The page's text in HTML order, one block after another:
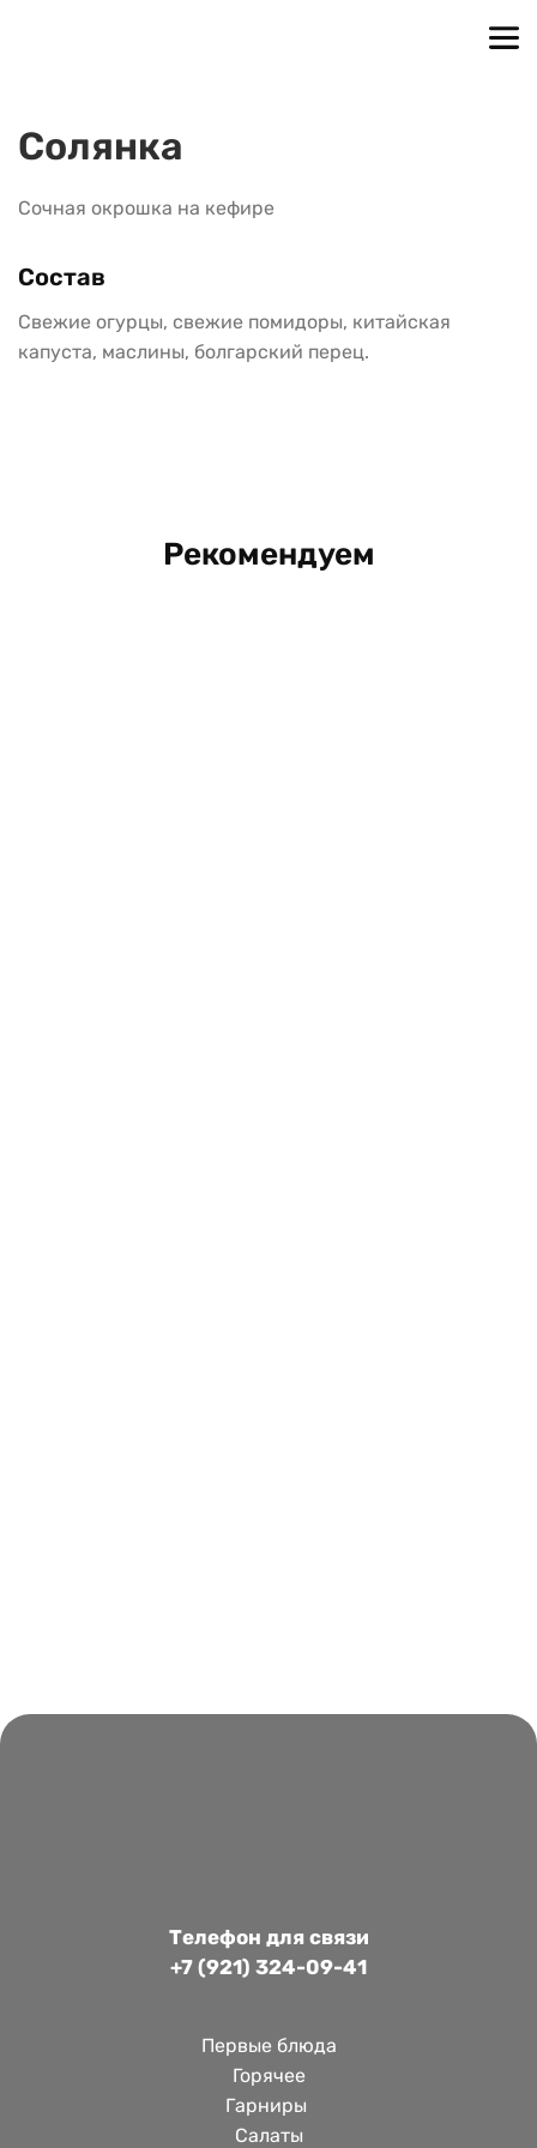
Солянка
Сочная окрошка на кефире
Состав
Свежие огурцы, свежие помидоры, китайская
капуста, маслины, болгарский перец.
Рекомендуем
Телефон для связи
+7 (921) 324-09-41
Первые блюда
Горячее
Гарниры
Салаты